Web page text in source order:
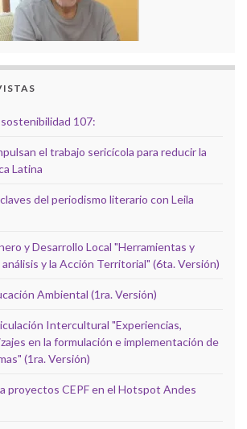
107:
el trabajo sericícola para reducir la
Latina
del periodismo literario con Leila
y Desarrollo Local "Herramientas y
y la Acción Territorial" (6ta. Versión)
Ambiental (1ra. Versión)
Intercultural "Experiencias,
en la formulación e implementación de
(1ra. Versión)
proyectos CEPF en el Hotspot Andes